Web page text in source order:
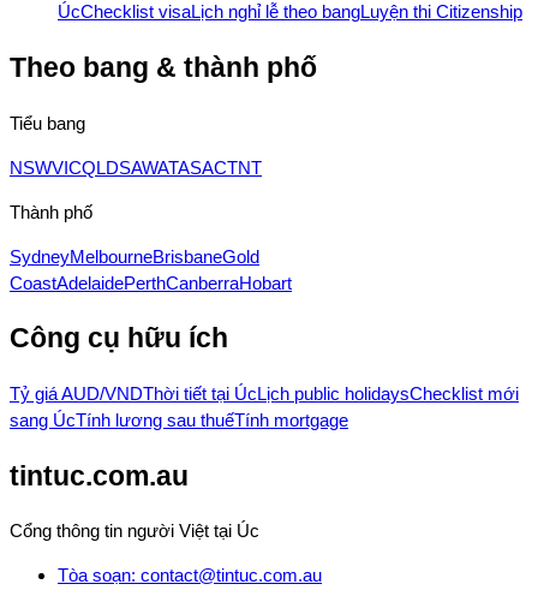
ÚcChecklist visaLịch nghỉ lễ theo bangLuyện thi Citizenship
Theo bang & thành phố
Tiểu bang
NSWVICQLDSAWATASACTNT
Thành phố
SydneyMelbourneBrisbaneGold
CoastAdelaidePerthCanberraHobart
Công cụ hữu ích
Tỷ giá AUD/VNDThời tiết tại ÚcLịch public holidaysChecklist mới
sang ÚcTính lương sau thuếTính mortgage
tintuc.com.au
Cổng thông tin người Việt tại Úc
Tòa soạn: contact@tintuc.com.au